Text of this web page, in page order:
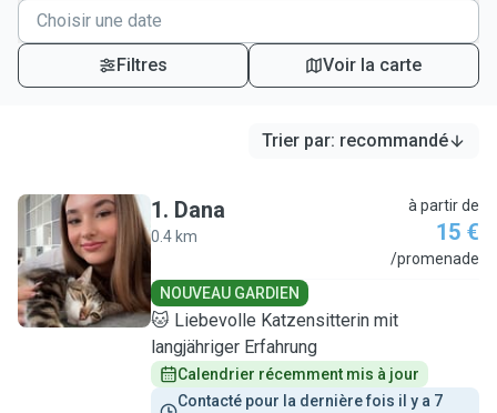
Filtres Voir la carte
Trier par: recommandé
D
1. Dana
0.4 km
à partir de
15 €
/promenade
NOUVEAU GARDIEN
🐱 Liebevolle Katzensitterin mit
langjähriger Erfahrung
Calendrier récemment mis à jour
Contacté pour la dernière fois il y a 7